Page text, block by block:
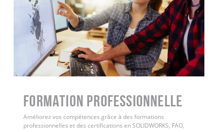
FORMATION PROFESSIONNELLE
Améliorez vos compétences grâce à des formations
professionnelles et des certifications en SOLIDWORKS, FAO,